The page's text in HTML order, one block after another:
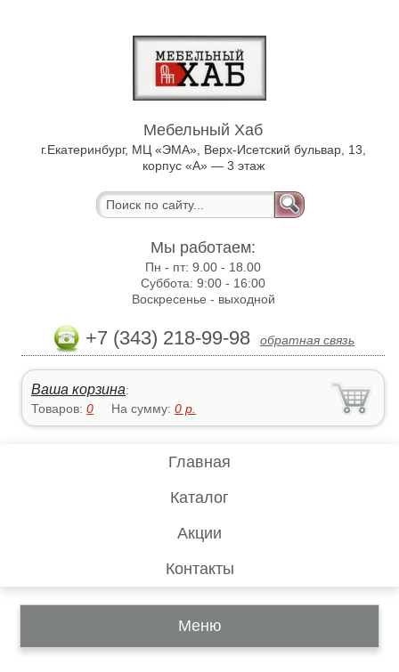
Мебельный Хаб
г.Екатеринбург, МЦ «ЭМА», Верх-Исетский бульвар, 13,
корпус «А» — 3 этаж
Мы работаем:
Пн - пт:9.00 - 18.00
Суббота:9:00 - 16:00
Воскресенье - выходной
+7 (343) 218-99-98 обратная связь
Ваша корзина:
Товаров:0 На сумму:0 р.
Главная
Каталог
Акции
Контакты
Меню